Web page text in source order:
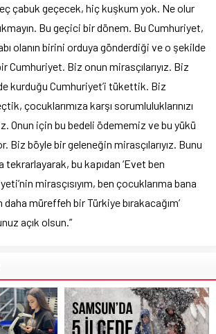
çabuk geçecek, hiç kuşkum yok. Ne olur
Bu geçici bir dönem. Bu Cumhuriyet,
olanın birini orduya gönderdiği ve o şekilde
Cumhuriyet. Biz onun mirasçılarıyız. Biz
kurduğu Cumhuriyet’i tükettik. Biz
çocuklarımıza karşı sorumluluklarınızı
Onun için bu bedeli ödememiz ve bu yükü
Biz böyle bir geleneğin mirasçılarıyız. Bunu
tekrarlayarak, bu kapıdan ‘Evet ben
mirasçısıyım, ben çocuklarıma bana
daha müreffeh bir Türkiye bırakacağım’
açık olsun.”